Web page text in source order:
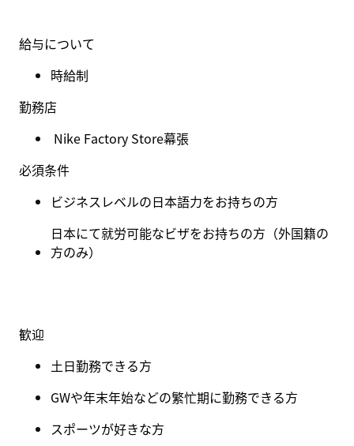
給与について
時給制
勤務店
Nike Factory Store幕張
必須条件
ビジネスレベルの日本語力をお持ちの方
日本にて就労可能なビザをお持ちの方（外国籍の
方のみ）
歓迎
土日勤務できる方
GWや年末年始などの繁忙期に勤務できる方
スポーツが好きな方